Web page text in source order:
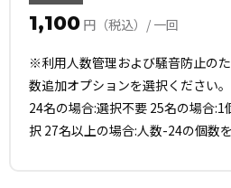
1,100 円（税込）/ 一回
※利用人数管理および騒音防止の
数追加オプションを選択ください。
24名の場合:選択不要 25名の場合
択 27名以上の場合:人数-24の個数